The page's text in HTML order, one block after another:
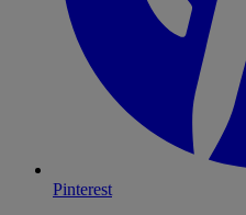
Pinterest